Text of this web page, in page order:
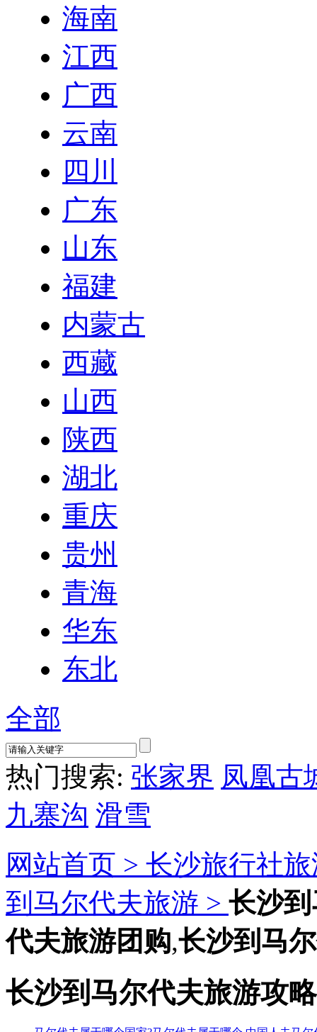
海南
江西
广西
云南
四川
广东
山东
福建
内蒙古
西藏
山西
陕西
湖北
重庆
贵州
青海
华东
东北
全部
热门搜索: 张家界 凤凰古
九寨沟 滑雪
网站首页 > 长沙旅行社
到马尔代夫旅游 > 长沙
代夫旅游团购,长沙到马
长沙到马尔代夫旅游攻略